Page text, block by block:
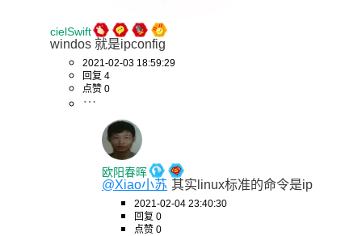
cielSwift
windos 就是ipconfig
2021-02-03 18:59:29
回复 4
点赞 0
欧阳春晖
@Xiao小苏 其实linux标准的命令是ip
2021-02-04 23:40:30
回复 0
点赞 0